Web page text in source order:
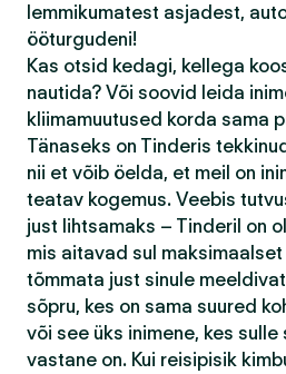
lemmikumatest asjadest,
ööturgudeni!
Kas otsid kedagi, kellega
nautida? Või soovid leida
kliimamuutused korda sama
Tänaseks on Tinderis
nii et võib öelda, et meil on
teatav kogemus. Veebis
just lihtsamaks – Tinderil on
mis aitavad sul
tõmmata just sinule
sõpru, kes on sama suured
või see üks inimene, kes
vastane on. Kui reisipisik